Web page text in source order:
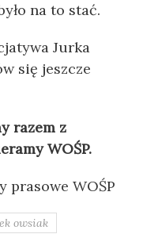
na to stać.
Jurka
się jeszcze
razem z
WOŚP.
prasowe WOŚP
owsiak